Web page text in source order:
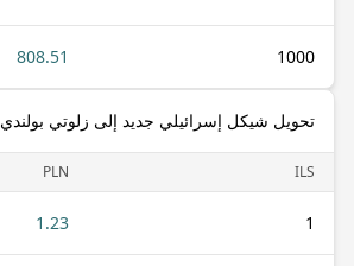
1000
808.51
تحويل شيكل إسرائيلي جديد إلى زلوتي بولندي
ILS
PLN
1
1.23